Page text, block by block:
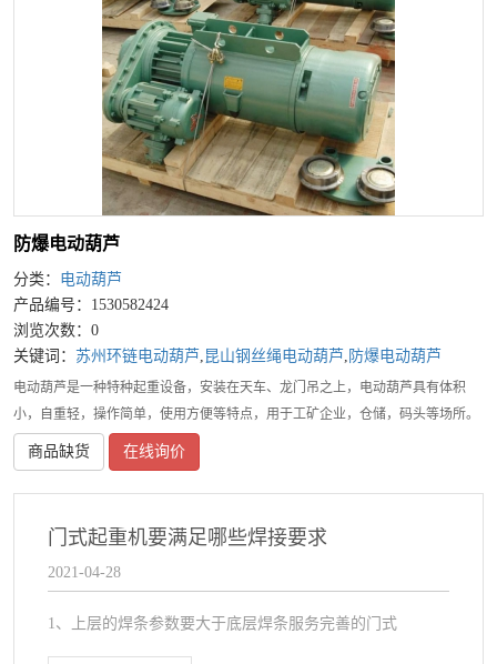
防爆电动葫芦
分类： 电动葫芦
产品编号：1530582424
浏览次数：0
关键词： 苏州环链电动葫芦 , 昆山钢丝绳电动葫芦 , 防爆电动葫芦
电动葫芦是一种特种起重设备，安装在天车、龙门吊之上，电动葫芦具有体积
小，自重轻，操作简单，使用方便等特点，用于工矿企业，仓储，码头等场所。
电动葫芦结构紧凑，电机轴线垂直于卷筒轴线的电动葫芦采用蜗轮传动装置。其
缺点为：长度尺寸大，宽度方面尺寸
商品缺货 在线询价
门式起重机要满足哪些焊接要求
2021-04-28
1、上层的焊条参数要大于底层焊条服务完善的门式